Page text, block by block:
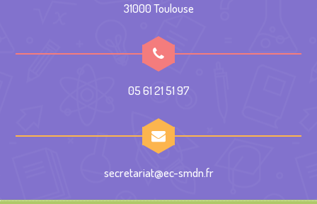
31000 Toulouse
05 61 21 51 97
secretariat@ec-smdn.fr